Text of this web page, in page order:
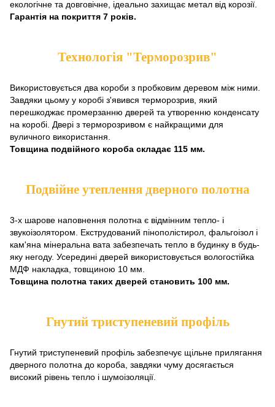
екологічне та довговічне, ідеально захищає метал від корозії.
Гарантія на покриття 7 років.
Технологія "Терморозрив"
Використовується два короби з пробковим деревом між ними.
Завдяки цьому у коробі з'явився терморозрив, який
перешкоджає промерзанню дверей та утворенню конденсату
на коробі. Двері з терморозривом є найкращими для
вуличного використання.
Товщина подвійного короба складає 115 мм.
Подвійне утеплення дверного полотна
3-х шарове наповнення полотна є відмінним тепло- і
звукоізолятором. Екструдований пінополістирол, фальгоізол і
кам'яна мінеральна вата забезпечать тепло в будинку в будь-
яку негоду. Усередині дверей використовується вологостійка
МДФ накладка, товщиною 10 мм.
Товщина полотна таких дверей становить 100 мм.
Гнутий триступеневий профіль
Гнутий триступеневий профіль забезпечує щільне прилягання
дверного полотна до короба, завдяки чуму досягається
високий рівень тепло і шумоізоляції.